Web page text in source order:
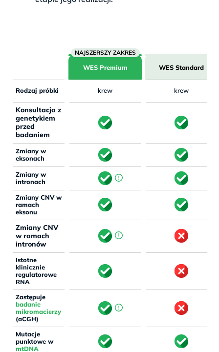
WES Premium WES Standard
Rodzaj próbki krew krew
Konsultacja z
genetykiem
przed
badaniem
Zmiany w
eksonach
Zmiany w
intronach
Zmiany CNV w
ramach
eksonu
Zmiany CNV
w ramach
intronów
Istotne
klinicznie
regulatorowe
RNA
Zastępuje
badanie
mikromacierzy
(aCGH)
Mutacje
punktowe w
mtDNA